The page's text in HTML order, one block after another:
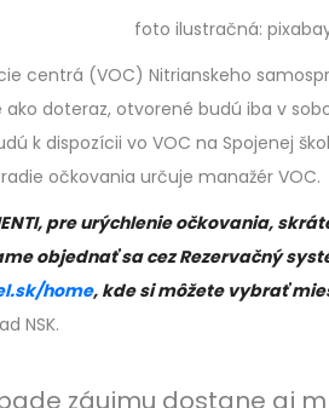
foto ilustračná:
centrá (VOC) Nitrianskeho
doteraz, otvorené budú iba v
k dispozícii vo VOC na Spojenej
očkovania určuje manažér VOC.
pre urýchlenie očkovania,
objednať sa cez Rezervačný
home, kde si môžete vybrať
NSK.
záujmu dostane aj